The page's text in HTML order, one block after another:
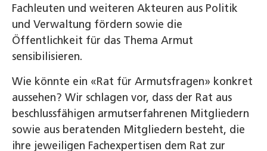
Fachleuten und weiteren Akteuren aus Politik
und Verwaltung fördern sowie die
Öffentlichkeit für das Thema Armut
sensibilisieren.
Wie könnte ein «Rat für Armutsfragen» konkret
aussehen? Wir schlagen vor, dass der Rat aus
beschlussfähigen armutserfahrenen Mitgliedern
sowie aus beratenden Mitgliedern besteht, die
ihre jeweiligen Fachexpertisen dem Rat zur